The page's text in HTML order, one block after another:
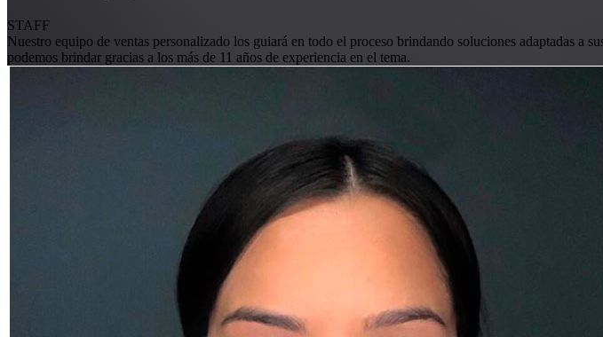
STAFF
Nuestro equipo de ventas personalizado los guiará en todo el proceso brindando soluciones adaptadas a
podemos brindar gracias a los más de 11 años de experiencia en el tema.